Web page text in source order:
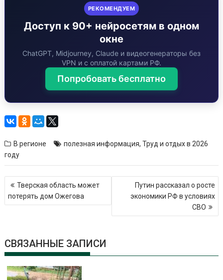
РЕКОМЕНДУЕМ
Доступ к 90+ нейросетям в одном
окне
ChatGPT, Midjourney, Claude и видеогенераторы без
VPN и с оплатой картами РФ.
Попробовать бесплатно
В регионе полезная информация,Труд и отдых в 2026
году
Навигация
по
записям
Тверская область может
потерять дом Ожегова
Путин рассказал о росте
экономики РФ в условиях
СВО
СВЯЗАННЫЕ ЗАПИСИ